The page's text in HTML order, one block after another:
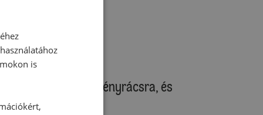
tulajdonságait!
ki egy süteményrácsra, és
is